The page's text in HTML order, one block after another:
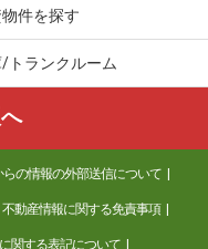
件を探す
トランクルーム
の情報の外部送信について
不動産情報に関する免責事項
関する表記について